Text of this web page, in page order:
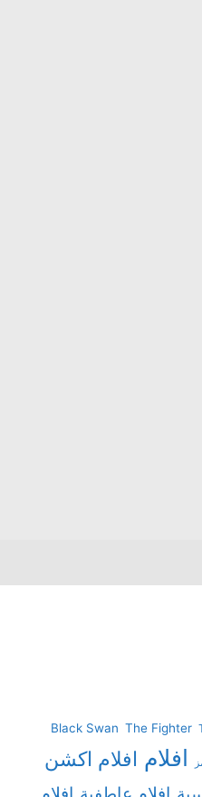
Black Swan The Fighter
افلام افلام اكشن